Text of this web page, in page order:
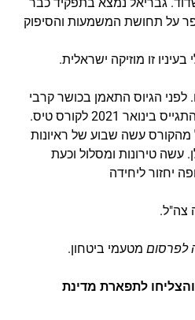
על תחושת המשמעות והסיפוק
זו מוזיקה ישראלית.
לפני הגיוס התאמן בכושר קרבי
ועשה גיבוש מטכ״ל וטיס. התגייס בינואר 2021 לקורס טיס.
עשה שבוע של ראיונות
עשה טירונות ומסלול וכעת
יחזור ליחידה
צה"ל.
לפרסום מטעמי ביטחון.
לתפארת מדינת